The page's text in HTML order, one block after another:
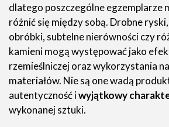
dlatego poszczególne egzemplarze
różnić się między sobą. Drobne
obróbki, subtelne nierówności czy
kamieni mogą występować jako
rzemieślniczej oraz wykorzystania
materiałów. Nie są one wadą
autentyczność iwyjątkowy
wykonanej sztuki.